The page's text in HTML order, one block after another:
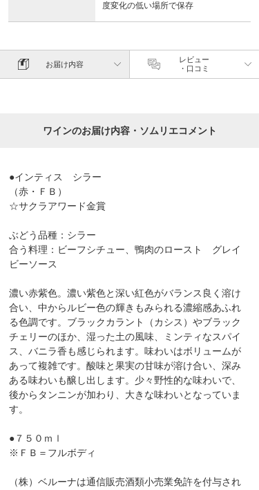
度変化の低い場所で保存
お届け内容
レビュー
・口コミ
ワインのお届け内容・ソムリエコメント
●インティス シラー
（赤・ＦＢ）
☆サクラアワード金賞
ぶどう品種：シラー
合う料理：ビーフシチュー、鴨肉のロースト グレイ
ビーソース
濃い赤紫色。濃い紫色と深い紅色がバランス良く溶け
合い、中からルビー色の輝きもみられる濃縮感あふれ
る色調です。ブラックカラント（カシス）やブラック
チェリーのほか、湿った土の風味、ミンティなスパイ
ス、バニラ香も感じられます。味わいはボリュームが
あって複雑です。酸味と果実の甘味が溶け合い、深み
ある味わいも醸し出します。少々野性的な味わいで、
後からタンニンが加わり、大きな味わいとなっていま
す。
●７５０ｍｌ
※ＦＢ＝フルボディ
（株）ベルーナは通信販売酒類小売業免許を付与され